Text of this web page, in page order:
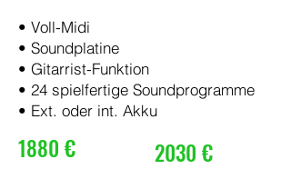
• Voll-Midi
• Soundplatine
• Gitarrist-Funktion
• 24 spielfertige Soundprogramme
• Ext. oder int. Akku
1880 € 2030 €